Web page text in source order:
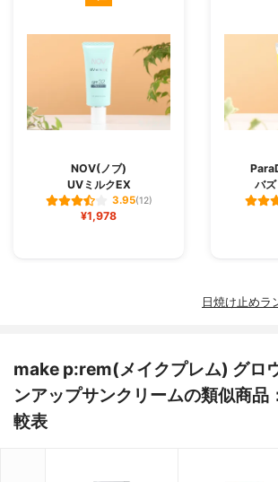
NOV(ノブ)
UVミルクEX
3.95(12)
¥1,978
バ
日焼け止めラ
make p:rem(メイクプレム) グロ
ンアップサンクリームの類似商品
較表